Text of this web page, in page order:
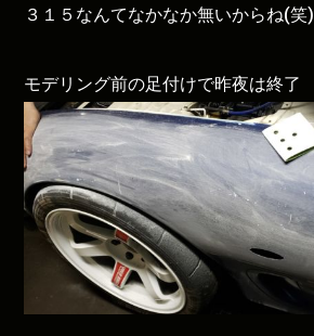
３１５なんてなかなか無いからね(笑)
モデリング前の足付けで昨夜は終了